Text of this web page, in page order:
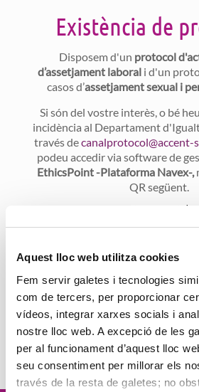
Aquest lloc web utilitza cookies
Fem servir galetes i tecnologies
com de tercers, per proporcionar
vídeos, integrar xarxes socials i
nostre lloc web. A excepció de les
per al funcionament d’aquest lloc
seu consentiment per millorar els
través de la resta de galetes; no
Existència de
Disposem d'un protocol
d’assetjament laboral i d'un
casos d’assetjament sexual i
Si són del vostre interès, o bé
incidència al Departament
través decanalprotocol@accent-
podeu accedir via software de
EthicsPoint -Plataforma Navex-,
QR següent.